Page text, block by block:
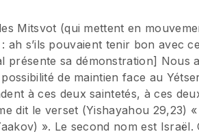
Mitsvot (qui mettent en
s’ils pouvaient tenir bon avec
présente sa démonstration] Nous
de maintien face au
à ces deux saintetés, à ces
dit le verset (Yishayahou 29,23) «
». Le second nom est Israël.